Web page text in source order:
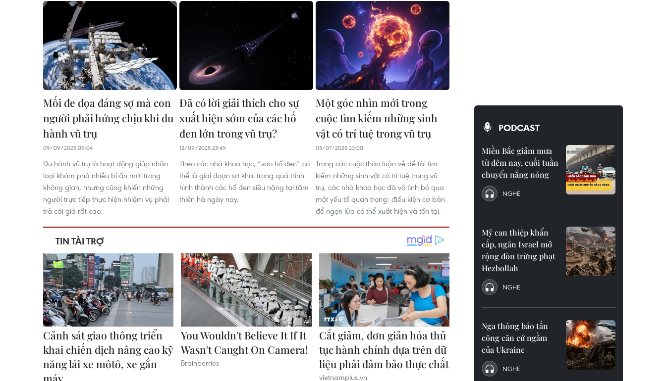
Mối đe dọa đáng sợ mà con
người phải hứng chịu khi du
hành vũ trụ
09/09/2025 09:04
Du hành vũ trụ là hoạt động giúp nhân
loại khám phá nhiều bí ẩn mới trong
không gian, nhưng cũng khiến những
người trực tiếp thực hiện nhiệm vụ phải
trả cái giá rất cao.
Đã có lời giải thích cho sự
xuất hiện sớm của các hố
đen lớn trong vũ trụ?
12/09/2025 23:49
Theo các nhà khoa học, “sao hố đen” có
thể là giai đoạn sơ khai trong quá trình
hình thành các hố đen siêu nặng tại tâm
thiên hà ngày nay.
Một góc nhìn mới trong
cuộc tìm kiếm những sinh
vật có trí tuệ trong vũ trụ
05/07/2025 23:00
Trong các cuộc thảo luận về đề tài tìm
kiếm những sinh vật có trí tuệ trong vũ
trụ, các nhà khoa học đã vô tình bỏ qua
một yếu tố quan trọng: điều kiện cơ bản
để ngọn lửa có thể xuất hiện và tồn tại.
PODCAST
Miền Bắc giảm mưa
từ đêm nay, cuối tuần
chuyển nắng nóng
NGHE
Mỹ can thiệp khẩn
cấp, ngăn Israel mở
rộng đòn trừng phạt
Hezbollah
NGHE
Nga thông báo tấn
công căn cứ ngầm
của Ukraine
NGHE